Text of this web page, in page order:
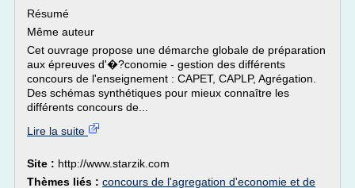
Résumé
Même auteur
Cet ouvrage propose une démarche globale de préparation
aux épreuves d'�?conomie - gestion des différents
concours de l'enseignement : CAPET, CAPLP, Agrégation.
Des schémas synthétiques pour mieux connaître les
différents concours de...
Lire la suite
Site : http://www.starzik.com
Thèmes liés : concours de l'agregation d'economie et de